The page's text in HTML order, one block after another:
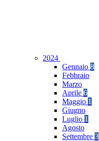
2024
Gennaio 8
Febbraio
Marzo
Aprile 6
Maggio 1
Giugno
Luglio 1
Agosto
Settembre 3